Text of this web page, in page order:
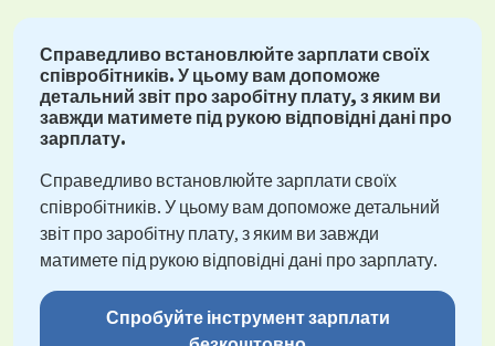
Справедливо встановлюйте зарплати своїх
співробітників. У цьому вам допоможе
детальний звіт про заробітну плату, з яким ви
завжди матимете під рукою відповідні дані про
зарплату.
Справедливо встановлюйте зарплати своїх
співробітників. У цьому вам допоможе детальний
звіт про заробітну плату, з яким ви завжди
матимете під рукою відповідні дані про зарплату.
Спробуйте інструмент зарплати